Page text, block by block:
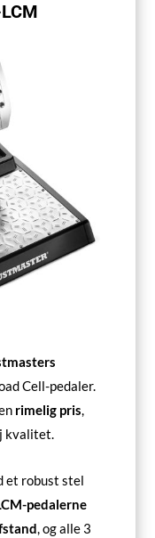
Cell-pedaler.
rimelig pris,
kvalitet.
et robust stel
pedalerne
, og alle 3